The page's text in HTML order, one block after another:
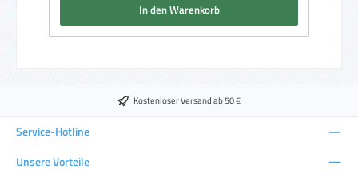
In den Warenkorb
Kostenloser Versand ab 50 €
Service-Hotline
Unsere Vorteile